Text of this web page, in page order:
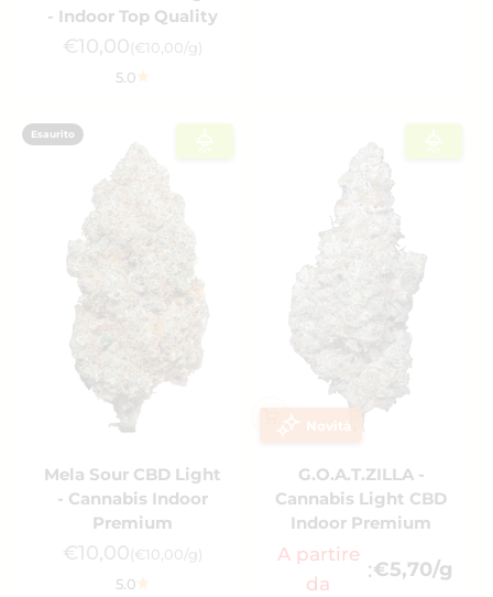
- Indoor Top Quality
Prezzo scontato
€10,00(€10,00/g)
5.0
Esaurito
Mela Sour CBD Light
- Cannabis Indoor
Premium
Prezzo scontato
€10,00(€10,00/g)
5.0
Novità
G.O.A.T.ZILLA -
Cannabis Light CBD
Indoor Premium
A partire
da
:€5,70/g